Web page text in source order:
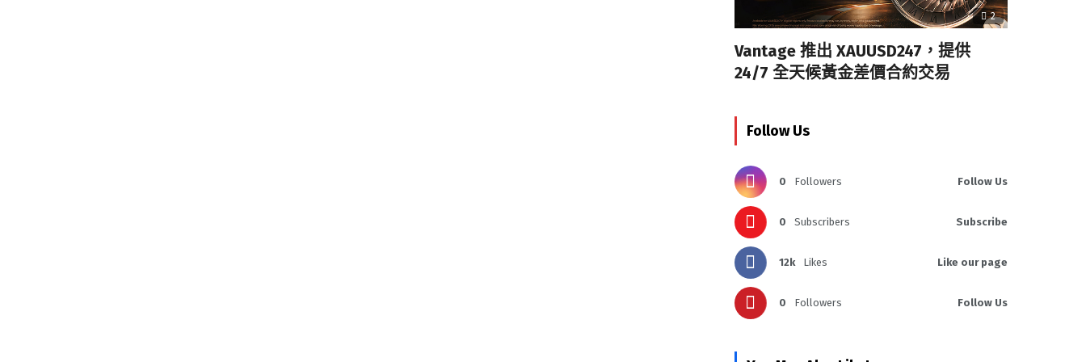
2
Vantage 推出 XAUUSD247，提供
24/7 全天候黃金差價合約交易
Follow Us
0 Followers Follow Us
0 Subscribers Subscribe
12k Likes Like our page
0 Followers Follow Us